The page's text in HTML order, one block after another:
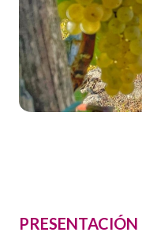
PRESENTACIÓN